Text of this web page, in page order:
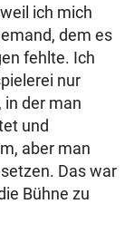
ich mich
dem es
fehlte. Ich
nur
in der man
und
aber man
Das war
Bühne zu